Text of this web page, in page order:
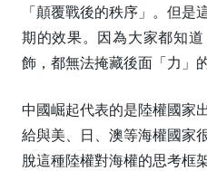
「顛覆戰後的秩序」。但
期的效果。因為大家都知
飾，都無法掩藏後面「力」的
中國崛起代表的是陸權國家
給與美、日、澳等海權國家
脫這種陸權對海權的思考框